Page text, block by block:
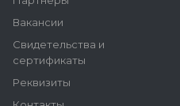
Вакансии
Свидетельства и
сертификаты
Реквизиты